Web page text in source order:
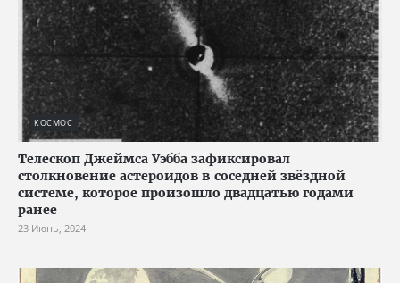
КОСМОС
Телескоп Джеймса Уэбба зафиксировал
столкновение астероидов в соседней звёздной
системе, которое произошло двадцатью годами
ранее
23 Июнь, 2024